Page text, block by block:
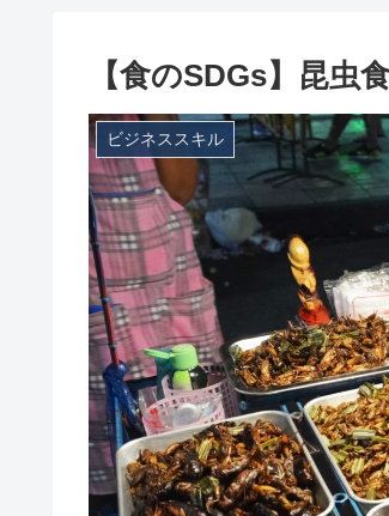
【食のSDGs】昆虫
ビジネススキル